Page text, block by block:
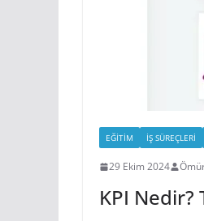
EĞITIM İŞ SÜREÇLERI
29 Ekim 2024
KPI